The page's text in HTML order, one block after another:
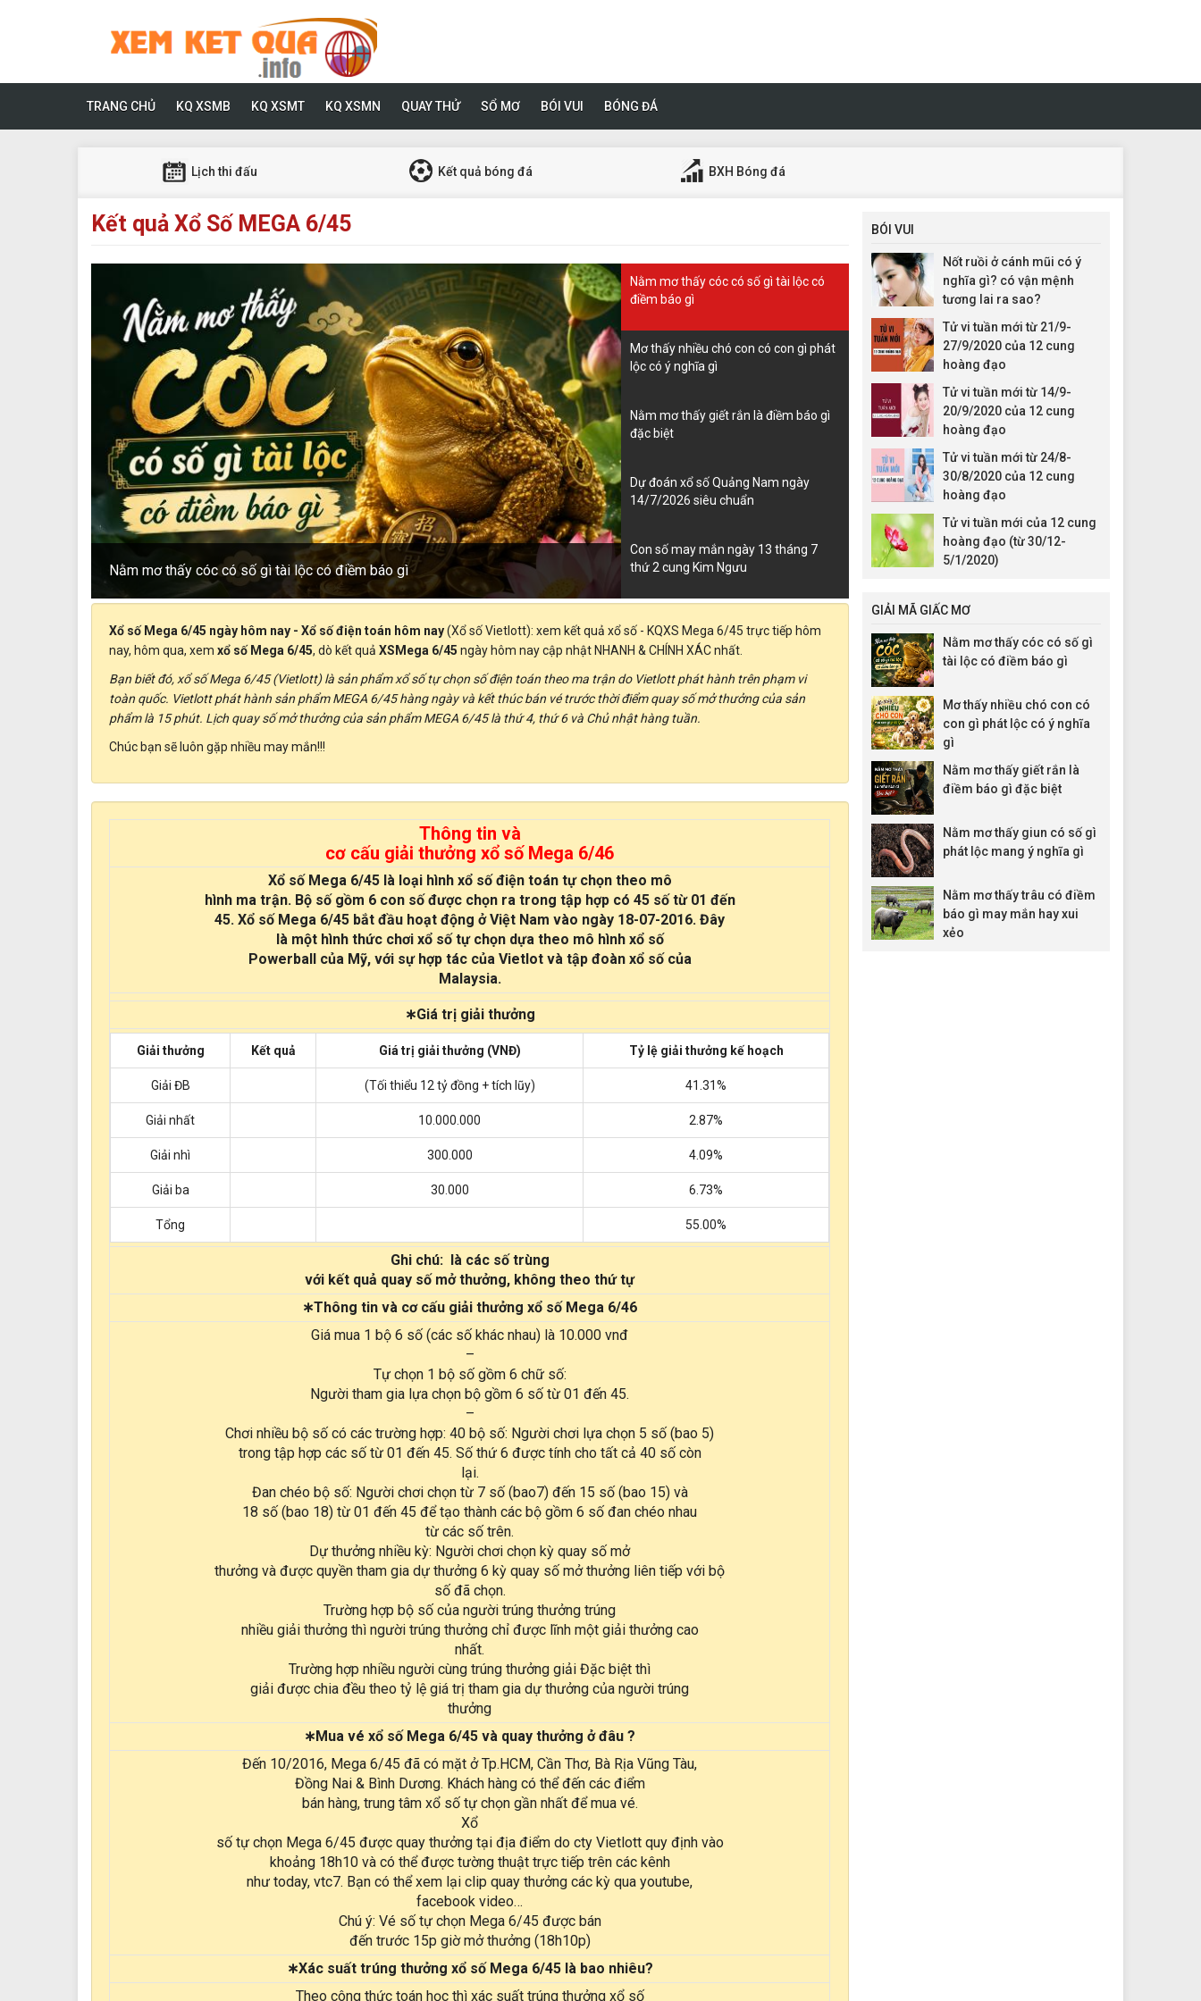
TRANG CHỦ KQ XSMB KQ XSMT KQ XSMN QUAY THỬ SỔ MƠ BÓI VUI BÓNG ĐÁ
Lịch thi đấu Kết quả bóng đá BXH Bóng đá
Kết quả Xổ Số MEGA 6/45
Nằm mơ thấy cóc có số gì tài lộc có
điềm báo gì
Mơ thấy nhiều chó con có con gì phát
lộc có ý nghĩa gì
Nằm mơ thấy giết rắn là điềm báo gì
đặc biệt
Dự đoán xổ số Quảng Nam ngày
14/7/2026 siêu chuẩn
Con số may mắn ngày 13 tháng 7
thứ 2 cung Kim Ngưu
Nằm mơ thấy cóc có số gì tài lộc có điềm báo gì
Xổ số Mega 6/45 ngày hôm nay - Xổ số điện toán hôm nay(Xổ số Vietlott): xem kết quả xổ số - KQXS Mega 6/45 trực tiếp hôm
nay, hôm qua, xem xổ số Mega 6/45, dò kết quả XSMega 6/45 ngày hôm nay cập nhật NHANH & CHÍNH XÁC nhất.
Bạn biết đó, xổ số Mega 6/45 (Vietlott) là sản phẩm xổ số tự chọn số điện toán theo ma trận do Vietlott phát hành trên phạm vi
toàn quốc. Vietlott phát hành sản phẩm MEGA 6/45 hàng ngày và kết thúc bán vé trước thời điểm quay số mở thưởng của sản
phẩm là 15 phút. Lịch quay số mở thưởng của sản phẩm MEGA 6/45 là thứ 4, thứ 6 và Chủ nhật hàng tuần.
Chúc bạn sẽ luôn gặp nhiều may mắn!!!
Thông tin và
cơ cấu giải thưởng xổ số Mega 6/46
Xổ số Mega 6/45 là loại hình xổ số điện toán tự chọn theo mô
hình ma trận. Bộ số gồm 6 con số được chọn ra trong tập hợp có 45 số từ 01 đến
45. Xổ số Mega 6/45 bắt đầu hoạt động ở Việt Nam vào ngày 18-07-2016. Đây
là một hình thức chơi xổ số tự chọn dựa theo mô hình xổ số
Powerball của Mỹ, với sự hợp tác của Vietlot và tập đoàn xổ số của
Malaysia.
∗Giá trị giải thưởng
Giải thưởng Kết quả Giá trị giải thưởng (VNĐ) Tỷ lệ giải thưởng kế hoạch
Giải ĐB (Tối thiểu 12 tỷ đồng + tích lũy) 41.31%
Giải nhất 10.000.000 2.87%
Giải nhì 300.000 4.09%
Giải ba 30.000 6.73%
Tổng 55.00%
Ghi chú: là các số trùng
với kết quả quay số mở thưởng, không theo thứ tự
∗Thông tin và cơ cấu giải thưởng xổ số Mega 6/46
Giá mua 1 bộ 6 số (các số khác nhau) là 10.000 vnđ
–
Tự chọn 1 bộ số gồm 6 chữ số:
Người tham gia lựa chọn bộ gồm 6 số từ 01 đến 45.
–
Chơi nhiều bộ số có các trường hợp: 40 bộ số: Người chơi lựa chọn 5 số (bao 5)
trong tập hợp các số từ 01 đến 45. Số thứ 6 được tính cho tất cả 40 số còn
lại.
Đan chéo bộ số: Người chơi chọn từ 7 số (bao7) đến 15 số (bao 15) và
18 số (bao 18) từ 01 đến 45 để tạo thành các bộ gồm 6 số đan chéo nhau
từ các số trên.
Dự thưởng nhiều kỳ: Người chơi chọn kỳ quay số mở
thưởng và được quyền tham gia dự thưởng 6 kỳ quay số mở thưởng liên tiếp với bộ
số đã chọn.
Trường hợp bộ số của người trúng thưởng trúng
nhiều giải thưởng thì người trúng thưởng chỉ được lĩnh một giải thưởng cao
nhất.
Trường hợp nhiều người cùng trúng thưởng giải Đặc biệt thì
giải được chia đều theo tỷ lệ giá trị tham gia dự thưởng của người trúng
thưởng
∗Mua vé xổ số Mega 6/45 và quay thưởng ở đâu ?
Đến 10/2016, Mega 6/45 đã có mặt ở Tp.HCM, Cần Thơ, Bà Rịa Vũng Tàu,
Đồng Nai & Bình Dương. Khách hàng có thể đến các điểm
bán hàng, trung tâm xổ số tự chọn gần nhất để mua vé.
Xổ
số tự chọn Mega 6/45 được quay thưởng tại địa điểm do cty Vietlott quy định vào
khoảng 18h10 và có thể được tường thuật trực tiếp trên các kênh
như today, vtc7. Bạn có thể xem lại clip quay thưởng các kỳ qua youtube,
facebook video…
Chú ý: Vé số tự chọn Mega 6/45 được bán
đến trước 15p giờ mở thưởng (18h10p)
∗Xác suất trúng thưởng xổ số Mega 6/45 là bao nhiêu?
Theo công thức toán học thì xác suất trúng thưởng xổ số
BÓI VUI
Nốt ruồi ở cánh mũi có ý
nghĩa gì? có vận mệnh
tương lai ra sao?
Tử vi tuần mới từ 21/9-
27/9/2020 của 12 cung
hoàng đạo
Tử vi tuần mới từ 14/9-
20/9/2020 của 12 cung
hoàng đạo
Tử vi tuần mới từ 24/8-
30/8/2020 của 12 cung
hoàng đạo
Tử vi tuần mới của 12 cung
hoàng đạo (từ 30/12-
5/1/2020)
GIẢI MÃ GIẤC MƠ
Nằm mơ thấy cóc có số gì
tài lộc có điềm báo gì
Mơ thấy nhiều chó con có
con gì phát lộc có ý nghĩa
gì
Nằm mơ thấy giết rắn là
điềm báo gì đặc biệt
Nằm mơ thấy giun có số gì
phát lộc mang ý nghĩa gì
Nằm mơ thấy trâu có điềm
báo gì may mắn hay xui
xẻo